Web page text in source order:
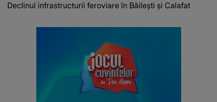
Declinul infrastructurii feroviare în Băilești și Calafat